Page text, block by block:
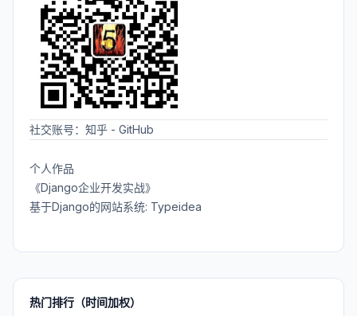
社交账号： 知乎 - GitHub
个人作品
《Django企业开发实战》
基于Django的网站系统: Typeidea
热门排行（时间加权）